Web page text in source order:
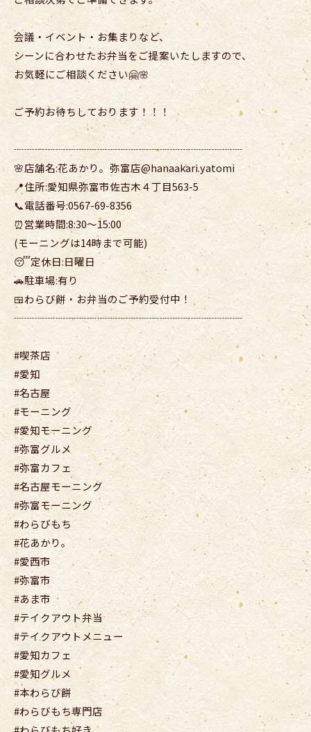
会議・イベント・お集まりなど、
シーンに合わせたお弁当をご提案いたしますので、
お気軽にご相談ください🤗🌸
ご予約お待ちしております！！！
┈┈┈┈┈┈┈┈┈┈┈┈┈┈┈┈┈┈┈┈┈┈
🌸店舗名:花あかり。弥富店@hanaakari.yatomi
📍住所:愛知県弥富市佐古木４丁目563-5
📞電話番号:0567-69-8356
⏰営業時間:8:30〜15:00
(モーニングは14時まで可能)
😴定休日:日曜日
🚗駐車場:有り
🍱わらび餅・お弁当のご予約受付中！
┈┈┈┈┈┈┈┈┈┈┈┈┈┈┈┈┈┈┈┈┈┈
#喫茶店
#愛知
#名古屋
#モーニング
#愛知モーニング
#弥富グルメ
#弥富カフェ
#名古屋モーニング
#弥富モーニング
#わらびもち
#花あかり。
#愛西市
#弥富市
#あま市
#テイクアウト弁当
#テイクアウトメニュー
#愛知カフェ
#愛知グルメ
#本わらび餅
#わらびもち専門店